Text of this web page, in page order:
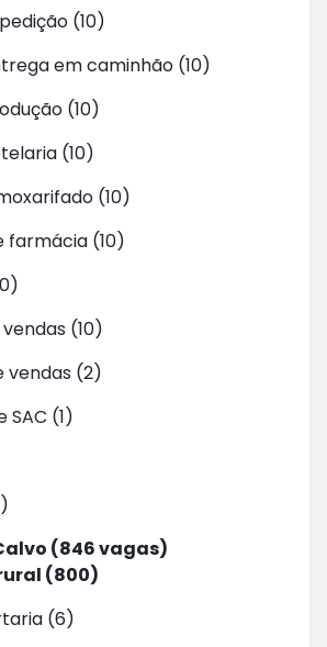
(10)
em caminhão (10)
(10)
(10)
(10)
farmácia (10)
(10)
vendas (2)
(1)
(846 vagas)
(800)
(6)